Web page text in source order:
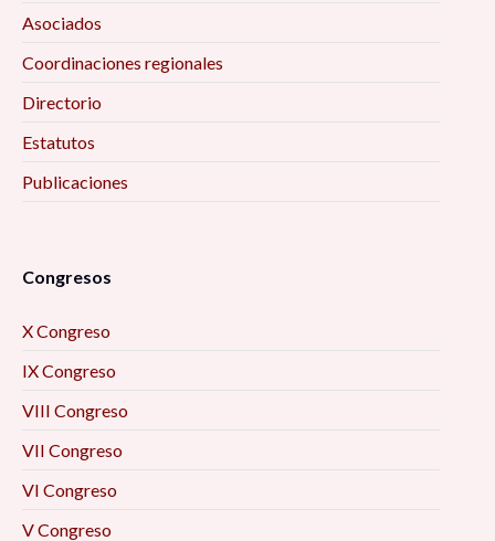
discapacidad: diálogo desde los estudios
Críticos 9:00 am
entre Aldama y Santa Martha, Chenalhó
Perspectiva para el Desarrollo Local 10:00 am
visión de los egresados 10:00 am
La resiliencia como eje enfrentar el futuro
Asociados
Coordinaciones regionales
Directorio
Estatutos
Publicaciones
Congresos
X Congreso
IX Congreso
VIII Congreso
VII Congreso
VI Congreso
V Congreso